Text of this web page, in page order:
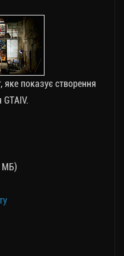
яке показує створення
МБ)